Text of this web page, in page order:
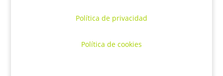
Política de privacidad
Política de cookies